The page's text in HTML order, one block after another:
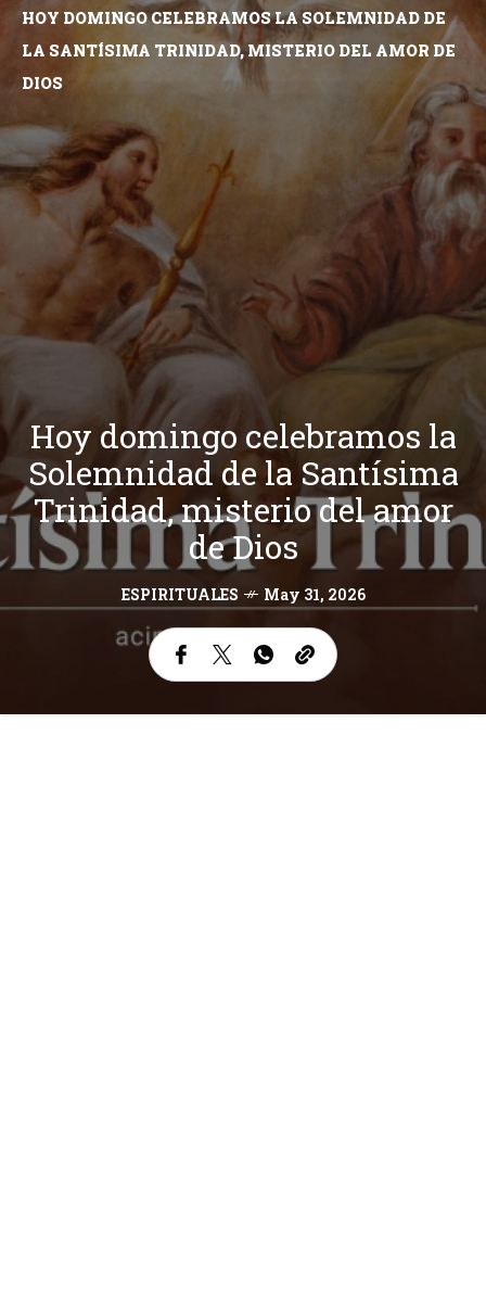
HOY DOMINGO CELEBRAMOS LA SOLEMNIDAD DE
LA SANTÍSIMA TRINIDAD, MISTERIO DEL AMOR DE
DIOS
Hoy domingo celebramos la
Solemnidad de la Santísima
Trinidad, misterio del amor
de Dios
ESPIRITUALES May 31, 2026